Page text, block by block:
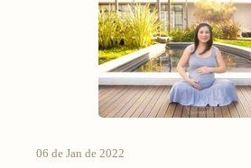
06 de Jan de 2022